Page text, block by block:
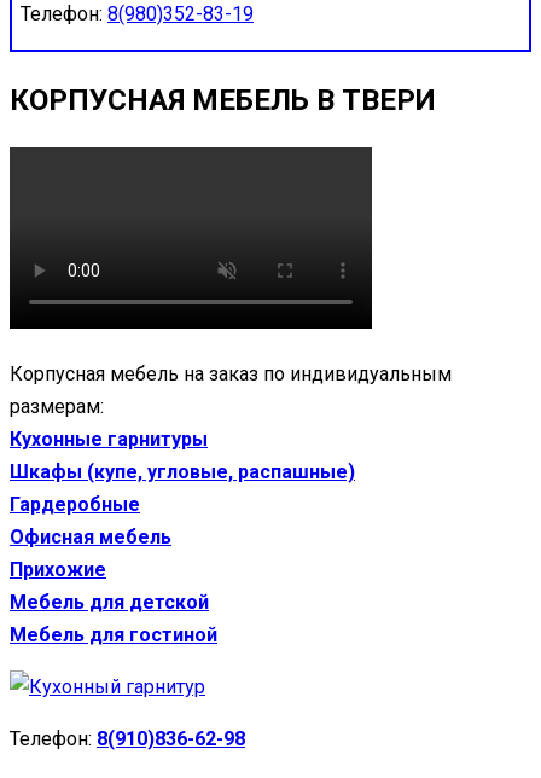
Телефон: 8(980)352-83-19
КОРПУСНАЯ МЕБЕЛЬ В ТВЕРИ
Корпусная мебель на заказ по индивидуальным
размерам:
Кухонные гарнитуры
Шкафы (купе, угловые, распашные)
Гардеробные
Офисная мебель
Прихожие
Мебель для детской
Мебель для гостиной
Телефон: 8(910)836-62-98